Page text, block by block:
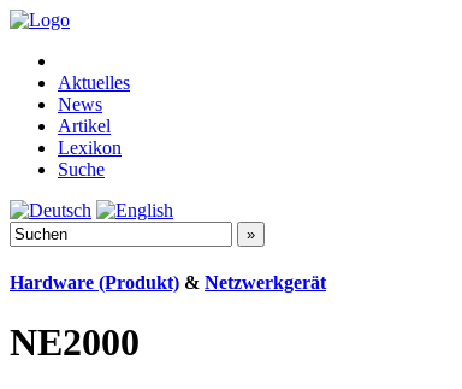
Aktuelles
News
Artikel
Lexikon
Suche
Hardware (Produkt) & Netzwerkgerät
NE2000